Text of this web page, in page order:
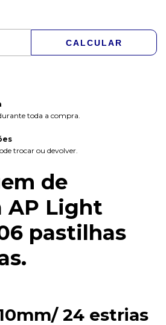
CALCULAR
toda a compra.
trocar ou devolver.
de
AP Light
pastilhas
24 estrias